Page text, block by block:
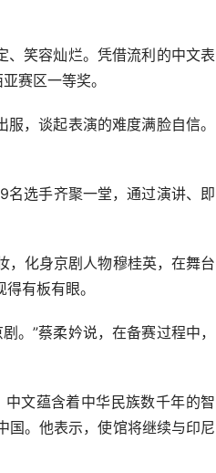
笑容灿烂。凭借流利的中文表
赛区一等奖。
，谈起表演的难度满脸自信。
选手齐聚一堂，通过演讲、即
化身京剧人物穆桂英，在舞台
有板有眼。
”蔡柔妗说，在备赛过程中，
文蕴含着中华民族数千年的智
国。他表示，使馆将继续与印尼